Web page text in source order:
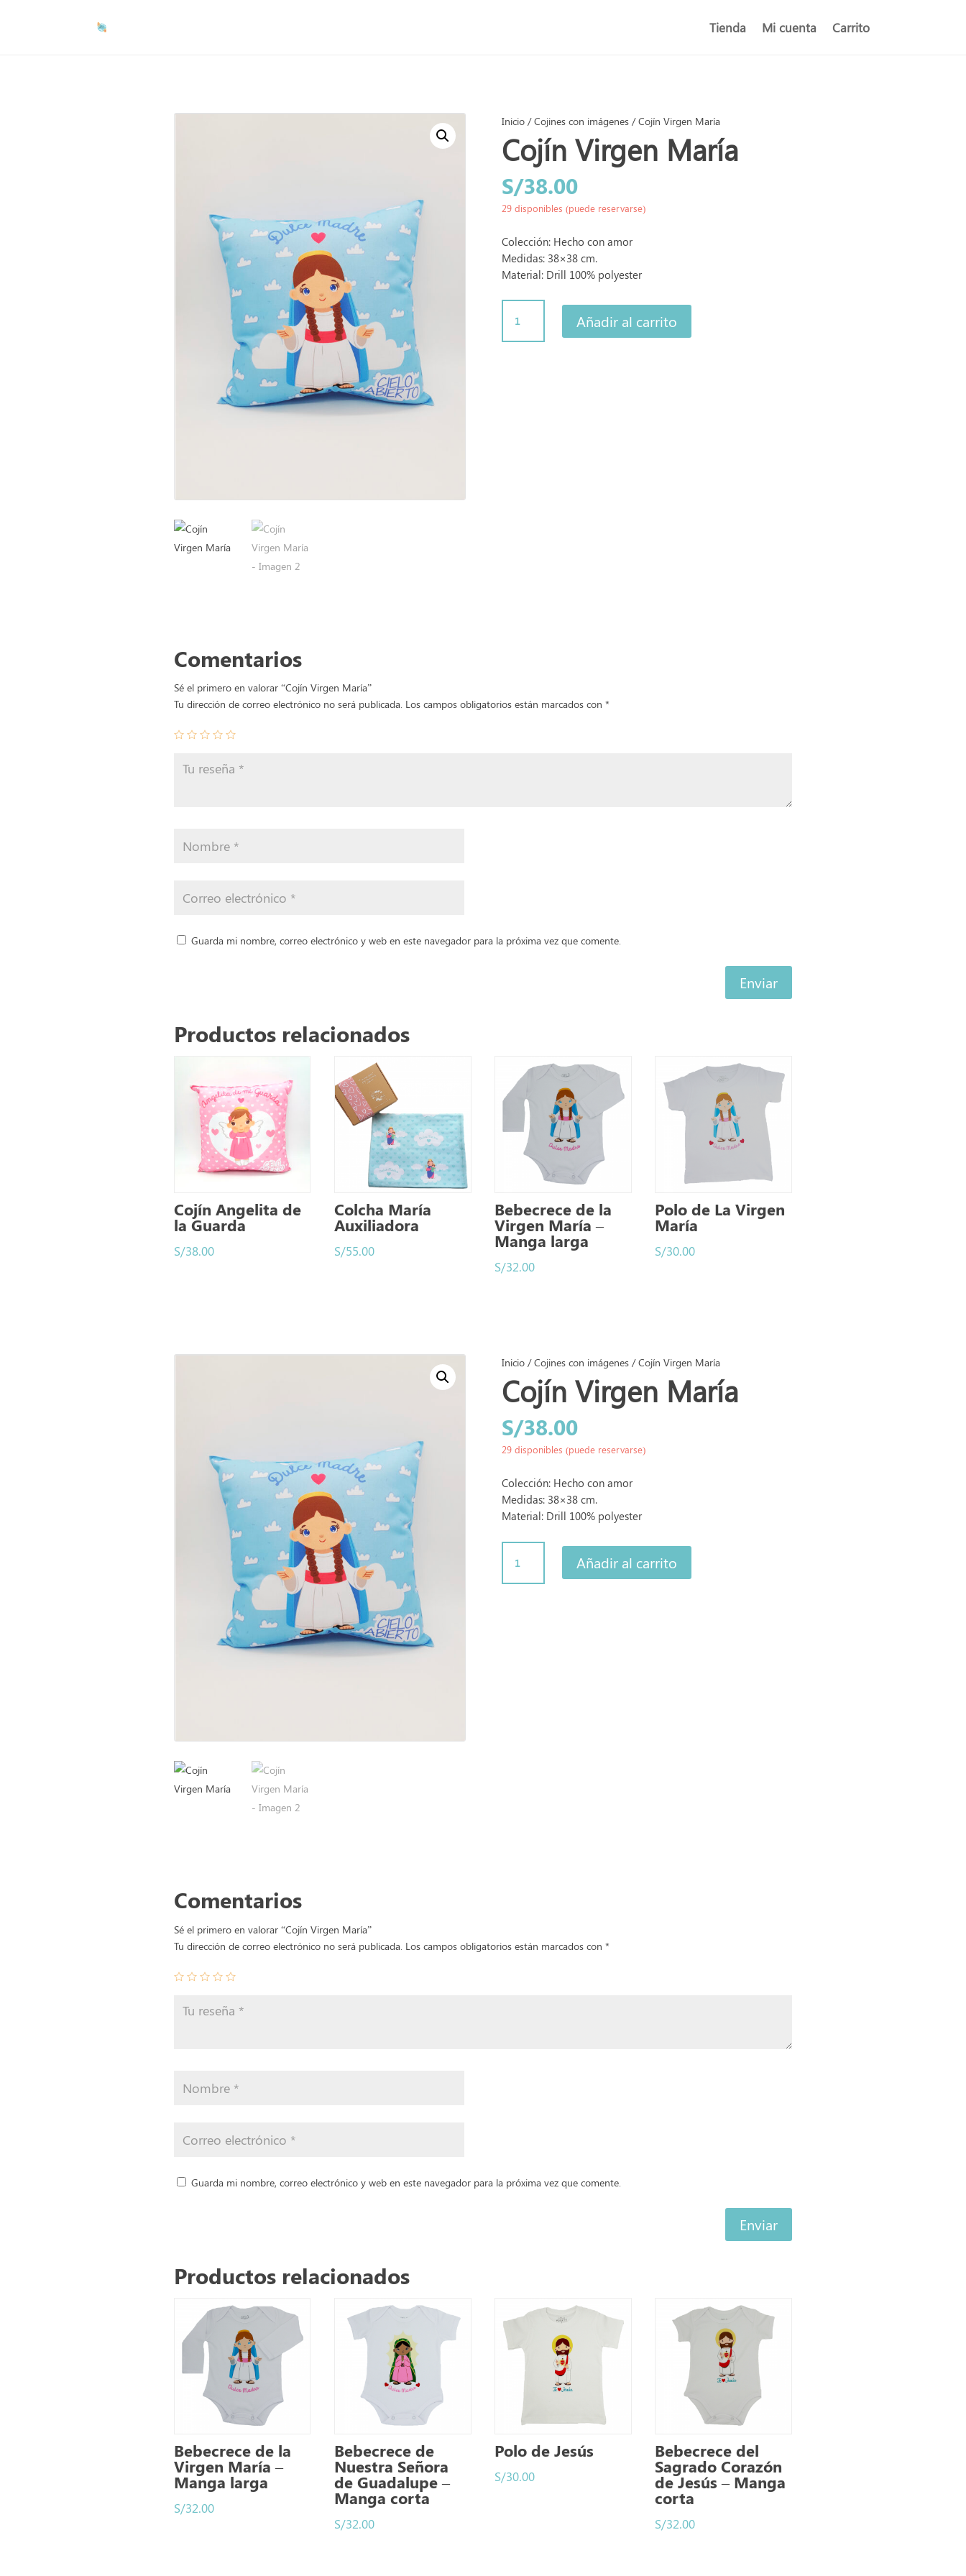
Tienda Mi cuenta Carrito
Inicio/Cojines con imágenes/ Cojín Virgen María
Cojín Virgen María
S/38.00
29 disponibles (puede reservarse)
Colección: Hecho con amor
Medidas: 38×38 cm.
Material: Drill 100% polyester
Virgen
María
Añadir al carrito
Comentarios
Sé el primero en valorar “Cojín Virgen María”
Tu dirección de correo electrónico no será publicada. Los campos obligatorios están marcados con *
Guarda mi nombre, correo electrónico y web en este navegador para la próxima vez que comente.
Enviar
Productos relacionados
Cojín Angelita de
la Guarda
S/38.00
Colcha María
Auxiliadora
S/55.00
Bebecrece de la
Virgen María –
Manga larga
S/32.00
Polo de La Virgen
María
S/30.00
Inicio/Cojines con imágenes/ Cojín Virgen María
Cojín Virgen María
S/38.00
29 disponibles (puede reservarse)
Colección: Hecho con amor
Medidas: 38×38 cm.
Material: Drill 100% polyester
Virgen
María
Añadir al carrito
Comentarios
Sé el primero en valorar “Cojín Virgen María”
Tu dirección de correo electrónico no será publicada. Los campos obligatorios están marcados con *
Guarda mi nombre, correo electrónico y web en este navegador para la próxima vez que comente.
Enviar
Productos relacionados
Bebecrece de la
Virgen María –
Manga larga
S/32.00
Bebecrece de
Nuestra Señora
de Guadalupe –
Manga corta
S/32.00
Polo de Jesús
S/30.00
Bebecrece del
Sagrado Corazón
de Jesús – Manga
corta
S/32.00